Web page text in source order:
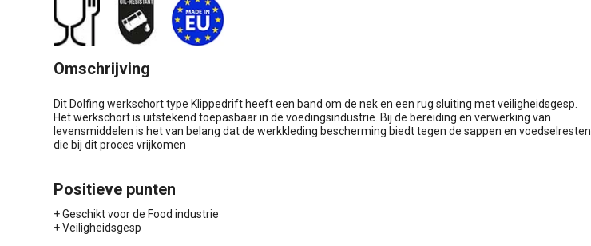
Omschrijving
Dit Dolfing werkschort type Klippedrift heeft een band om de nek en een rug sluiting met veiligheidsgesp.
Het werkschort is uitstekend toepasbaar in de voedingsindustrie. Bij de bereiding en verwerking van
levensmiddelen is het van belang dat de werkkleding bescherming biedt tegen de sappen en voedselresten
die bij dit proces vrijkomen
Positieve punten
+ Geschikt voor de Food industrie
+ Veiligheidsgesp